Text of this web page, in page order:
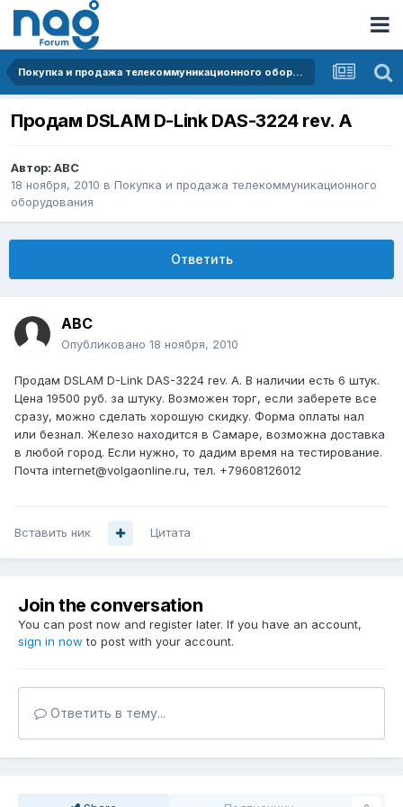
Покупка и продажа телекоммуникационного оборудования
Продам DSLAM D-Link DAS-3224 rev. A
Автор: АВС
18 ноября, 2010 в Покупка и продажа телекоммуникационного
оборудования
Ответить
АВС
Опубликовано 18 ноября, 2010
Продам DSLAM D-Link DAS-3224 rev. A. В наличии есть 6 штук.
Цена 19500 руб. за штуку. Возможен торг, если заберете все
сразу, можно сделать хорошую скидку. Форма оплаты нал
или безнал. Железо находится в Самаре, возможна доставка
в любой город. Если нужно, то дадим время на тестирование.
Почта internet@volgaonline.ru, тел. +79608126012
Вставить ник Цитата
Join the conversation
You can post now and register later. If you have an account,
sign in now to post with your account.
Ответить в тему...